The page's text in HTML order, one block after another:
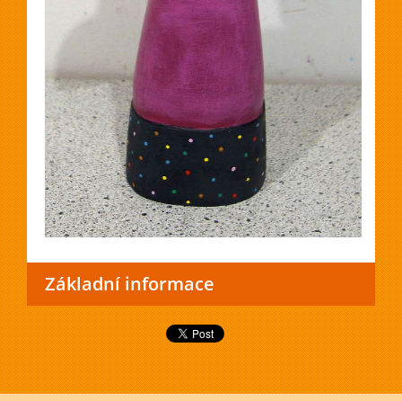
Základní informace